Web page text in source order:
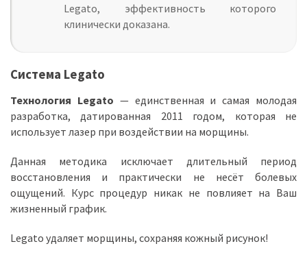
Legato, эффективность которого
клинически доказана.
Система Legato
Технология Legato — единственная и самая молодая
разработка, датированная 2011 годом, которая не
использует лазер при воздействии на морщины.
Данная методика исключает длительный период
восстановления и практически не несёт болевых
ощущений. Курс процедур никак не повлияет на Ваш
жизненный график.
Legato удаляет морщины, сохраняя кожный рисунок!